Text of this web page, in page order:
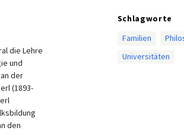
die Lehre
und
der
(1893-
den
Schlagworte
Familien
Universitäten